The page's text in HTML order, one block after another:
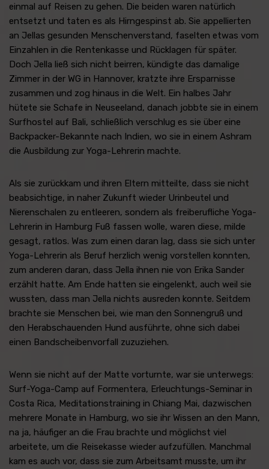
einmal auf Reisen zu gehen. Die beiden waren natürlich
entsetzt und taten es als Hirngespinst ab. Sie appellierten
an Jellas gesunden Menschenverstand, faselten etwas vom
Einzahlen in die Rentenkasse und Rücklagen für später.
Doch Jella ließ sich nicht beirren, kündigte das damalige
Zimmer in der WG in Hannover, kratzte ihre Ersparnisse
zusammen und zog hinaus in die Welt. Ein halbes Jahr
hütete sie Schafe in Neuseeland, danach jobbte sie in einem
Surfhostel auf Bali, schließlich verschlug es sie über eine
Backpacker-Bekannte nach Indien, wo sie in einem Ashram
die Ausbildung zur Yoga-Lehrerin machte.
Als sie zurückkam und ihren Eltern mitteilte, dass sie nicht
beabsichtige, in naher Zukunft wieder Urinbeutel und
Nierenschalen zu entleeren, sondern als freiberufliche Yoga-
Lehrerin in Hamburg Fuß fassen wolle, waren diese, milde
gesagt, ratlos. Was zum einen daran lag, dass sie sich unter
Yoga-Lehrerin als Beruf herzlich wenig vorstellen konnten,
zum anderen daran, dass Jella ihnen nie von Erika Sander
erzählt hatte. Am Ende hatten sie eingelenkt, auch weil sie
wussten, dass man Jella nichts ausreden konnte. Seitdem
brachte sie Menschen bei, wie man den Sonnengruß und
den Herabschauenden Hund ausführte, ohne sich dabei
einen Bandscheibenvorfall zuzuziehen.
Wenn sie nicht auf der Matte vorturnte, war sie unterwegs:
Surf-Yoga-Camp auf Formentera, Erleuchtungs-Seminar in
Costa Rica, Meditationstraining in Chiang Mai, dazwischen
mehrere Monate in Hamburg, wo sie ihr Wissen an den Mann,
na ja, häufiger an die Frau brachte und möglichst viel
arbeitete, um die Reisekasse wieder aufzufüllen. Manchmal
kam es auch vor, dass sie zum Arbeitsamt musste, um ihr